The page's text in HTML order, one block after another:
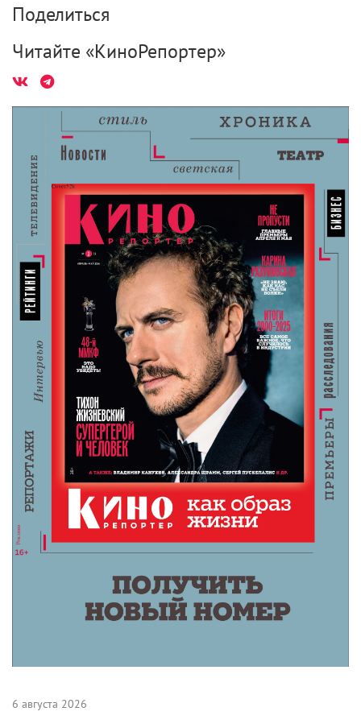
Поделиться
Читайте «КиноРепортер»
6 августа 2026